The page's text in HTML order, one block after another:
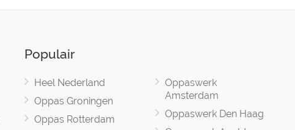
Populair
Heel Nederland
Oppas Groningen
Oppas Rotterdam
Oppaswerk
Amsterdam
Oppaswerk Den Haag